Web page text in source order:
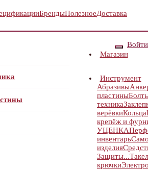
БрендыПолезноеДоставка
Войти
Магазин
Инструмент
Абразивы
пластины
техника
верёвкиКольца
крепёж и
УЦЕНКА
инвентарь
изделия
Защиты...
крючки